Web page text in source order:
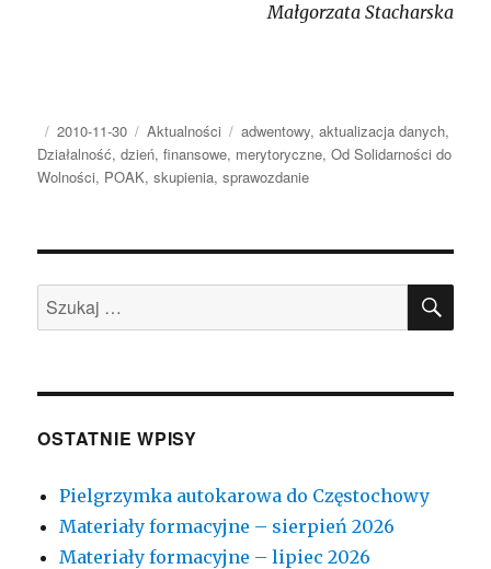
Małgorzata Stacharska
AutorOpublikowano
2010-11-30 Kategorie
Aktualności Tagi
adwentowy,aktualizacja danych,
Działalność,dzień,finansowe, merytoryczne,Od Solidarności do
Wolności, POAK,skupienia,sprawozdanie
Szukaj:
OSTATNIE WPISY
Pielgrzymka autokarowa do Częstochowy
Materiały formacyjne – sierpień 2026
Materiały formacyjne – lipiec 2026